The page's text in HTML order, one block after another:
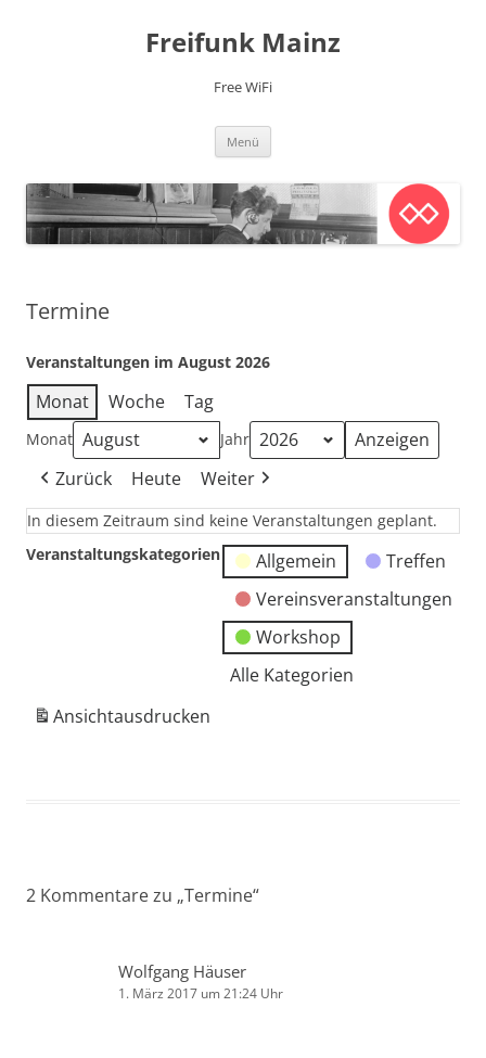
Freifunk Mainz
Free WiFi
Menü
Termine
Veranstaltungen im August 2026
Monat Woche Tag
Monat Jahr
Zurück Heute Weiter
In diesem Zeitraum sind keine Veranstaltungen geplant.
Veranstaltungskategorien
Allgemein
Treffen
Vereinsveranstaltungen
Workshop
Alle Kategorien
Ansichtausdrucken
2 Kommentare zu „Termine“
Wolfgang Häuser
1. März 2017 um 21:24 Uhr